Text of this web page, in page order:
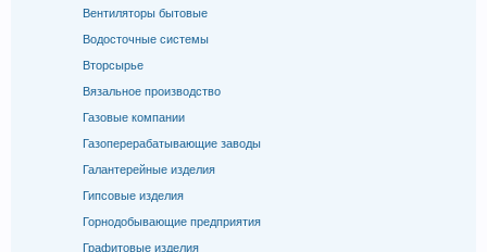
Вентиляторы бытовые
Водосточные системы
Вторсырье
Вязальное производство
Газовые компании
Газоперерабатывающие заводы
Галантерейные изделия
Гипсовые изделия
Горнодобывающие предприятия
Графитовые изделия